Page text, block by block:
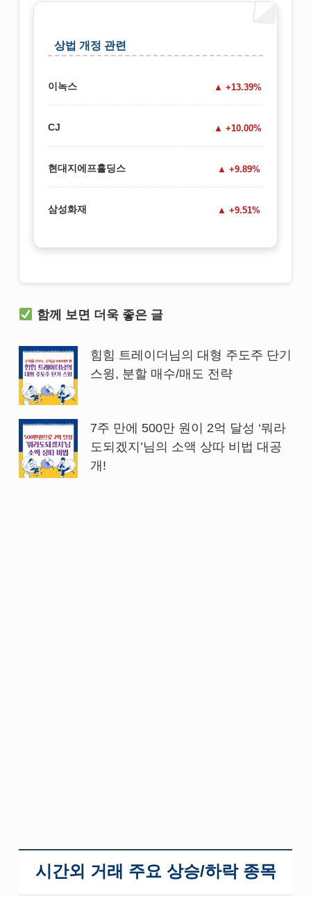
상법 개정 관련
이녹스 +13.39%
CJ +10.00%
현대지에프홀딩스 +9.89%
삼성화재 +9.51%
함께 보면 더욱 좋은 글
힘힘 트레이더님의 대형 주도주 단기
스윙, 분할 매수/매도 전략
7주 만에 500만 원이 2억 달성 ‘뭐라
도되겠지’님의 소액 상따 비법 대공
개!
시간외 거래 주요 상승/하락 종목